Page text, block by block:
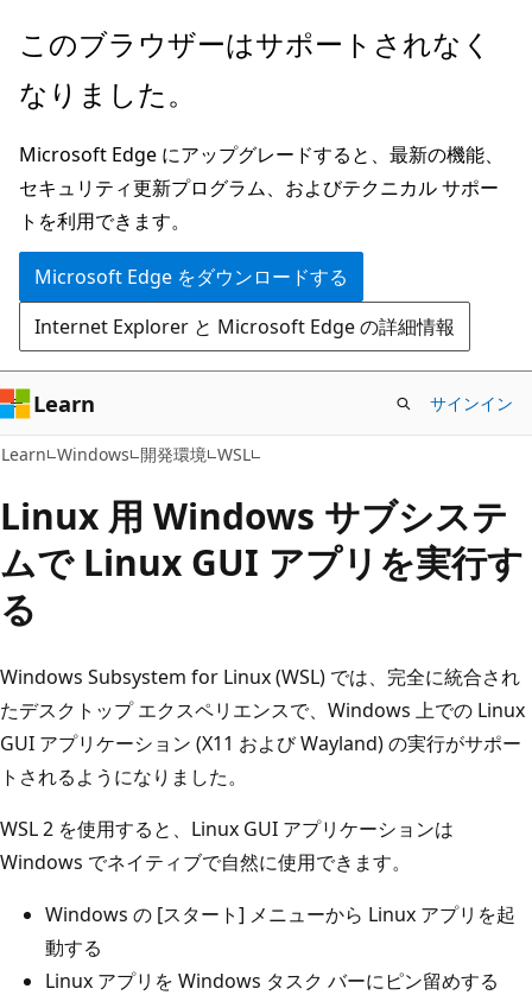
メ
ン
ン
テ
ン
ツ
に
ス
キ
ッ
プ
このブラウザーはサポートされなく
なりました。
Microsoft Edge にアップグレードすると、最新の機能、
セキュリティ更新プログラム、およびテクニカル サポー
トを利用できます。
Microsoft Edge をダウンロードする
Internet Explorer と Microsoft Edge の詳細情報
Learn サインイン
Learn Windows 開発環境 WSL
Linux 用 Windows サブシステ
ムで Linux GUI アプリを実行す
る
Windows Subsystem for Linux (WSL) では、完全に統合され
たデスクトップ エクスペリエンスで、Windows 上での Linux
GUI アプリケーション (X11 および Wayland) の実行がサポー
トされるようになりました。
WSL 2 を使用すると、Linux GUI アプリケーションは
Windows でネイティブで自然に使用できます。
Windows の [スタート] メニューから Linux アプリを起
動する
Linux アプリを Windows タスク バーにピン留めする